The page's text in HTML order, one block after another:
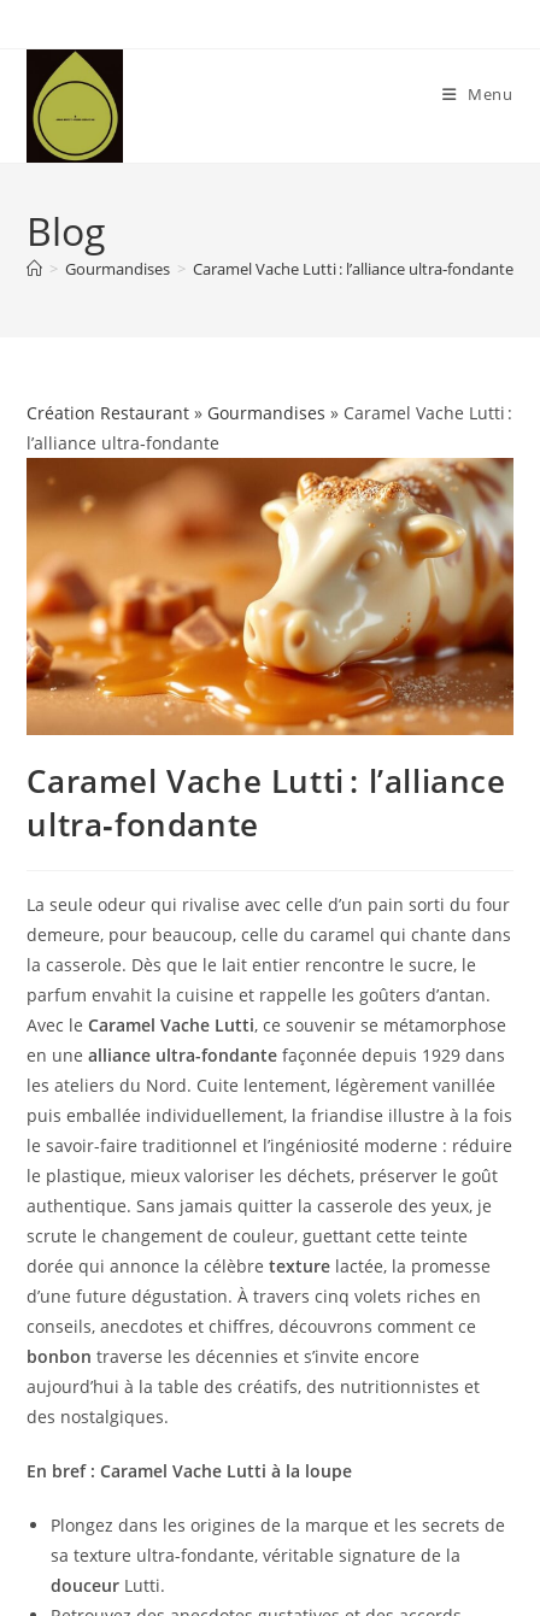
content
Menu
Blog
> Gourmandises > Caramel Vache Lutti : l’alliance ultra‑fondante
Création Restaurant » Gourmandises » Caramel Vache Lutti :
l’alliance ultra‑fondante
Caramel Vache Lutti : l’alliance
ultra‑fondante
La seule odeur qui rivalise avec celle d’un pain sorti du four
demeure, pour beaucoup, celle du caramel qui chante dans
la casserole. Dès que le lait entier rencontre le sucre, le
parfum envahit la cuisine et rappelle les goûters d’antan.
Avec leCaramel Vache Lutti, ce souvenir se métamorphose
en unealliance ultra-fondante façonnée depuis 1929 dans
les ateliers du Nord. Cuite lentement, légèrement vanillée
puis emballée individuellement, la friandise illustre à la fois
le savoir-faire traditionnel et l’ingéniosité moderne : réduire
le plastique, mieux valoriser les déchets, préserver le goût
authentique. Sans jamais quitter la casserole des yeux, je
scrute le changement de couleur, guettant cette teinte
dorée qui annonce la célèbretexture lactée, la promesse
d’une future dégustation. À travers cinq volets riches en
conseils, anecdotes et chiffres, découvrons comment ce
bonbon traverse les décennies et s’invite encore
aujourd’hui à la table des créatifs, des nutritionnistes et
des nostalgiques.
En bref : Caramel Vache Lutti à la loupe
Plongez dans les origines de la marque et les secrets de
sa texture ultra-fondante, véritable signature de la
douceur Lutti.